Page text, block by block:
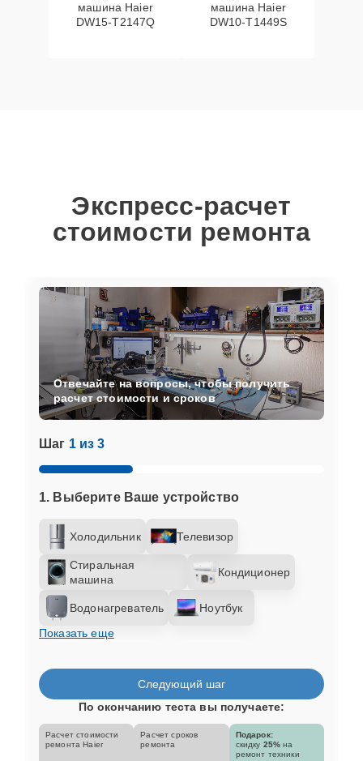
машина Haier
DW15-T2147Q
машина Haier
DW10-T1449S
Экспресс-расчет
стоимости ремонта
Шаг 1 из 3
1. Выберите Ваше устройство
Холодильник Телевизор
Стиральная
машина
Кондиционер
Водонагреватель
Ноутбук
Показать еще
Отвечайте на вопросы, чтобы получить
расчет стоимости и сроков
Следующий шаг
По окончанию теста вы получаете:
Расчет стоимости
ремонта Haier
Расчет сроков
ремонта
Подарок:
скидку 25% на
ремонт техники